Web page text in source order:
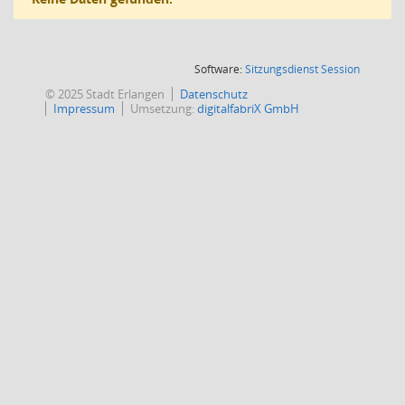
Software:SitzungsdienstSession(Wird in
© 2025 Stadt Erlangen
Datenschutz
Impressum
Umsetzung:digitalfabriX GmbH